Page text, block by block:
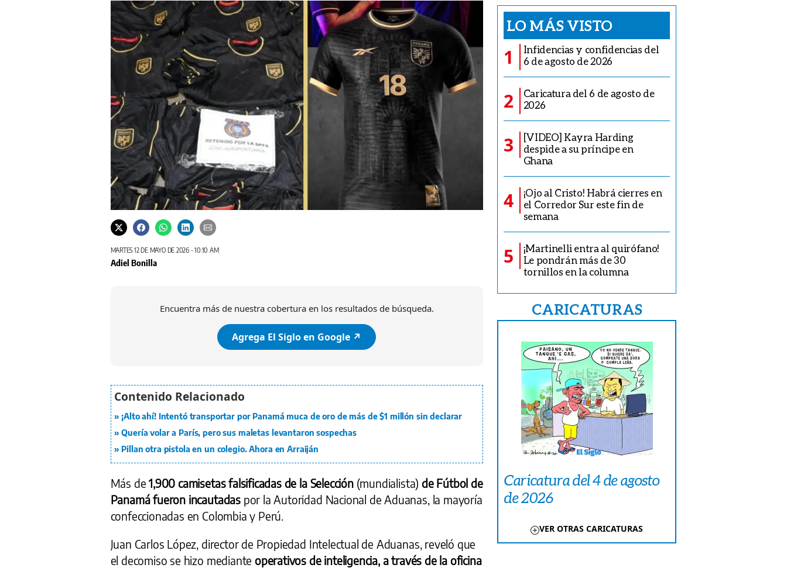
MARTES 12 DE MAYO DE 2026 - 10:10 AM
Adiel Bonilla
Encuentra más de nuestra cobertura en los resultados de búsqueda.
Agrega El Siglo en Google ↗️
¡Alto ahí! Intentó transportar por Panamá muca de oro de más de $1 millón sin declarar
Quería volar a París, pero sus maletas levantaron sospechas
Pillan otra pistola en un colegio. Ahora en Arraiján
Más de1,900 camisetas falsificadas de la Selección(mundialista) de Fútbol de
Panamá fueron incautadaspor la Autoridad Nacional de Aduanas, la mayoría
confeccionadas en Colombia y Perú.
Juan Carlos López, director de Propiedad Intelectual de Aduanas, reveló que
el decomiso se hizo mediante operativos de inteligencia, a través de la oficina
LO MÁS VISTO
1
Infidencias y confidencias del
6 de agosto de 2026
2
Caricatura del 6 de agosto de
2026
3
[VIDEO] Kayra Harding
despide a su príncipe en
Ghana
4
¡Ojo al Cristo! Habrá cierres en
el Corredor Sur este fin de
semana
5
¡Martinelli entra al quirófano!
Le pondrán más de 30
tornillos en la columna
CARICATURAS
Caricatura del 4 de agosto
de 2026
VER OTRAS CARICATURAS